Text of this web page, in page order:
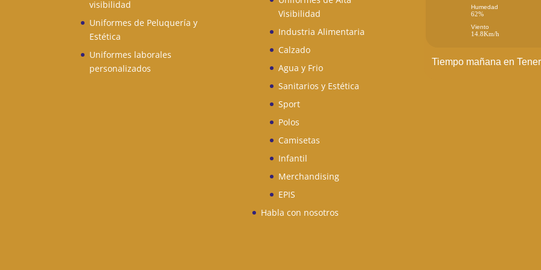
visibilidad
Uniformes de Peluquería y
Estética
Uniformes laborales
personalizados
Visibilidad
Industria Alimentaria
Calzado
Agua y Frio
Sanitarios y Estética
Sport
Polos
Camisetas
Infantil
Merchandising
EPIS
Habla con nosotros
Humedad
62%
Viento
14.8Km/h
Tiempo mañana en